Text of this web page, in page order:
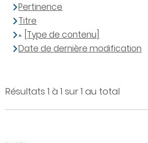
Résultats 1 à 1 sur 1 au total
Pertinence
Titre
[Type de contenu]
Date de dernière modification